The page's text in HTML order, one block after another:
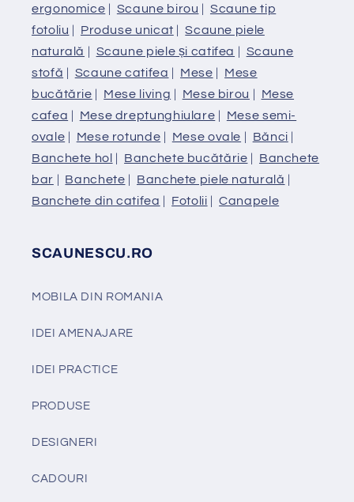
ergonomice
Scaune birou
Scaune tip
fotoliu
Produse unicat |Scaune piele
naturală
Scaune piele și catifea
Scaune
stofă
Scaune catifea Mese
Mese
bucătărie
Mese living Mese birou
Mese
cafea
Mese dreptunghiulare
Mese semi-
ovale
Mese rotunde Mese ovale Bănci
Banchete hol
Banchete bucătărie
Banchete
bar
Banchete Banchete piele naturală
Banchete din catifea
Fotolii |Canapele
SCAUNESCU.RO
MOBILA DIN ROMANIA
IDEI AMENAJARE
IDEI PRACTICE
PRODUSE
DESIGNERI
CADOURI